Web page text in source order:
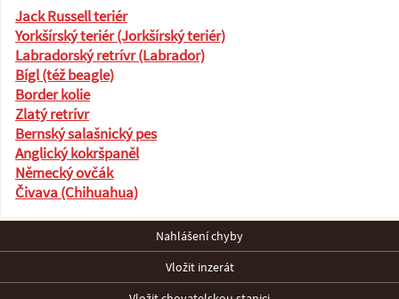
Jack Russell teriér
Yorkšírský teriér (Jorkšírský teriér)
Labradorský retrívr (Labrador)
Bígl (též beagle)
Border kolie
Zlatý retrívr
Bernský salašnický pes
Anglický kokršpaněl
Německý ovčák
Čivava (Chihuahua)
Nahlášení chyby
Vložit inzerát